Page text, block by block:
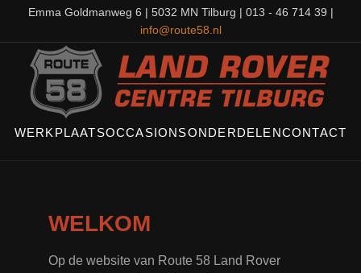
Emma Goldmanweg 6 | 5032 MN Tilburg | 013 - 46 714 39 |
info@route58.nl
WERKPLAATSOCCASIONSONDERDELENCONTACT
WELKOM
Op de website van Route 58 Land Rover